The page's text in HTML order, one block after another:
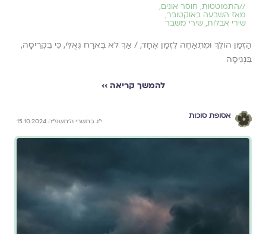
//התמוטטות, חוסר אונים,
מאז השבעה באוקטובר,
שירי אבלות, שירי משבר
הַזְּמַן הוֹלֵךְ וּמִתְאַחֶה לִזְמַן אֶחָד, / אַךְ לֹא בְּאֹרַח גְּאֻלִּי, כִּי בִּקְרִיסָה,
בִּנְגִיסָה
להמשך קריאה ››
אסופת סוכות
י״ג בתשרי ה׳תשפ״ה 15.10.2024